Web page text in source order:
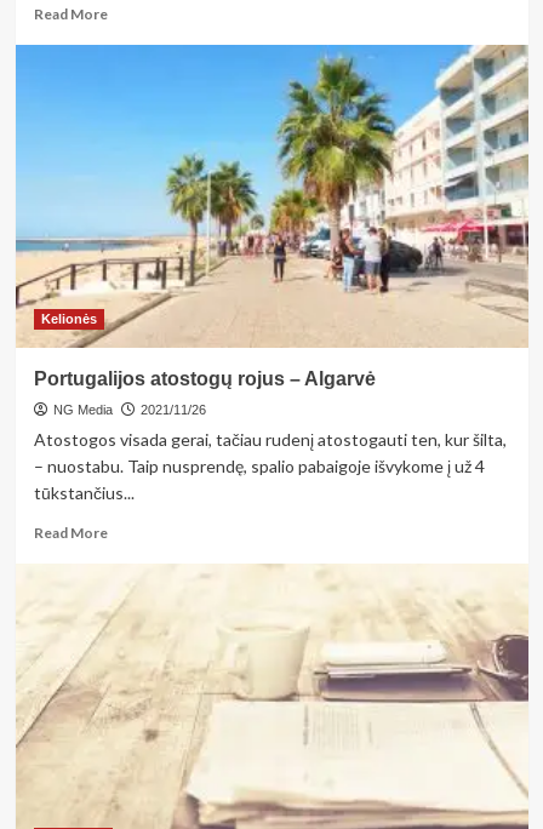
Read MoreRead
rekordiniai
fiuzeliažo
orlaivių
skaičiai
–
aerodromo
srautai
augs
Kelionės
Portugalijos atostogų rojus – Algarvė
NG Media 2021/11/26
Atostogos visada gerai, tačiau rudenį atostogauti ten, kur šilta,
– nuostabu. Taip nusprendę, spalio pabaigoje išvykome į už 4
tūkstančius...
Read MoreRead
Portugalijos
atostogų
–
Algarvė